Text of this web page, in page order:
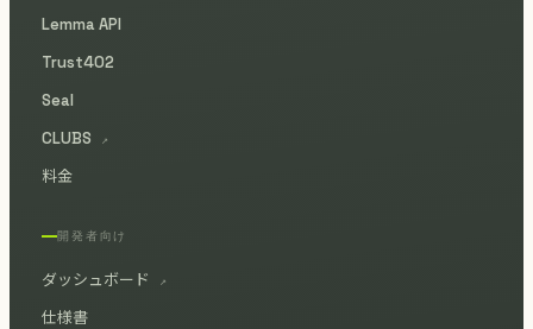
Lemma API
Trust402
Seal
CLUBS
↗
料金
開発者向け
ダッシュボード ↗
仕様書